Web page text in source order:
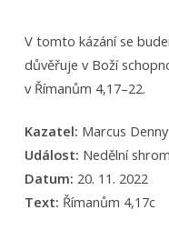
V tomto kázání se
důvěřuje v Boží
v Římanům 4,17–22.
Kazatel: Marcus Denny
Událost: Nedělní
Datum: 20. 11. 2022
Text: Římanům 4,17c